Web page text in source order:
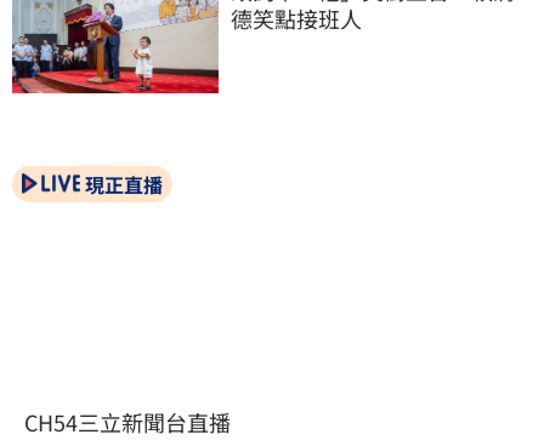
德笑點接班人
現正直播
CH54三立新聞台直播